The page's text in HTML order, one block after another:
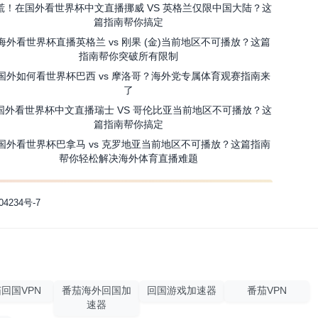
！在国外看世界杯中文直播挪威 VS 英格兰仅限中国大陆？这
篇指南帮你搞定
外看世界杯直播英格兰 vs 刚果 (金)当前地区不可播放？这篇
指南帮你突破所有限制
外如何看世界杯巴西 vs 摩洛哥？海外党专属体育观赛指南来
了
外看世界杯中文直播瑞士 VS 哥伦比亚当前地区不可播放？这
篇指南帮你搞定
外看世界杯巴拿马 vs 克罗地亚当前地区不可播放？这篇指南
帮你轻松解决海外体育直播难题
号-7
国VPN
番茄海外回国加
速器
回国游戏加速器 番茄VPN